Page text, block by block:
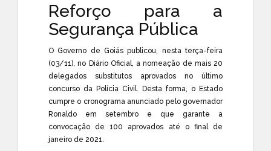
Reforço para a
Segurança Pública
O Governo de Goiás publicou, nesta terça-feira
(03/11), no Diário Oficial, a nomeação de mais 20
delegados substitutos aprovados no último
concurso da Polícia Civil. Desta forma, o Estado
cumpre o cronograma anunciado pelo governador
Ronaldo em setembro e que garante a
convocação de 100 aprovados até o final de
janeiro de 2021.